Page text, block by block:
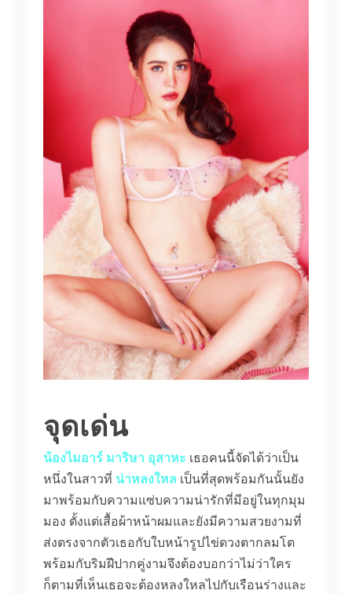
จุดเด่น
น้องไมอาร์ มาริษา อุสาหะ เธอคนนี้จัดได้ว่าเป็น
หนึ่งในสาวที่ น่าหลงใหล เป็นที่สุดพร้อมกันนั้นยัง
มาพร้อมกับความแซ่บความน่ารักที่มีอยู่ในทุกมุม
มอง ตั้งแต่เสื้อผ้าหน้าผมและยังมีความสวยงามที่
ส่งตรงจากตัวเธอกับใบหน้ารูปไข่ดวงตากลมโต
พร้อมกับริมฝีปากคู่งามจึงต้องบอกว่าไม่ว่าใคร
ก็ตามที่เห็นเธอจะต้องหลงใหลไปกับเรือนร่างและ